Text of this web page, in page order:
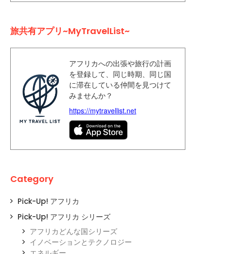
旅共有アプリ~MyTravelList~
アフリカへの出張や旅行の計画
を登録して、同じ時期、同じ国
に滞在している仲間を見つけて
みませんか？
https://mytravellist.net
Category
Pick-Up! アフリカ
Pick-Up! アフリカ シリーズ
アフリカどんな国シリーズ
イノベーションとテクノロジー